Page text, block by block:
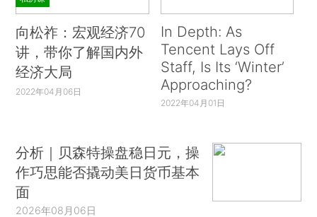
向松祚：宏观经济70
讲，带你了解国内外
经济大局
2022年04月06日
In Depth: As
Tencent Lays Off
Staff, Is Its ‘Winter’
Approaching?
2022年04月01日
分析｜贝森特操盘稳日元，操
作巧思能否撬动美日货币基本
面
2026年08月06日